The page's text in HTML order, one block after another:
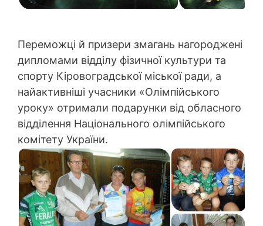
Переможці й призери змагань нагороджені
дипломами відділу фізичної культури та
спорту Кіровоградської міської ради, а
найактивніші учасники «Олімпійського
уроку» отримали подарунки від обласного
відділення Національного олімпійського
комітету України.